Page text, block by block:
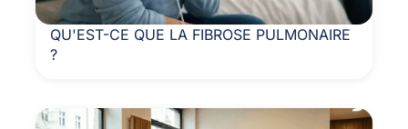
QU'EST-CE QUE LA FIBROSE PULMONAIRE
?